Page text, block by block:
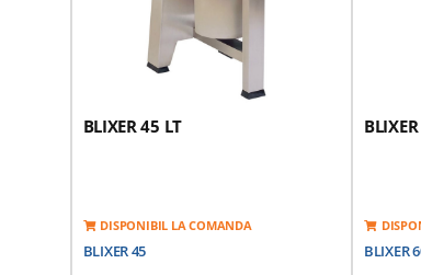
BLIXER 45 LT
DISPONIBIL LA COMANDA
BLIXER 45
BLIXER